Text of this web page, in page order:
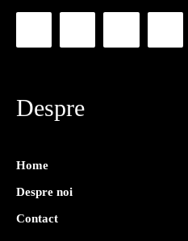
Despre
Home
Despre noi
Contact